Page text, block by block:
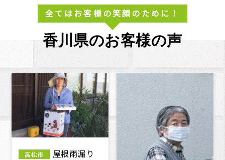
全てはお客様の笑顔のために！
香川県のお客様の声
高松市
外壁塗装工
三木町
袖瓦補修・